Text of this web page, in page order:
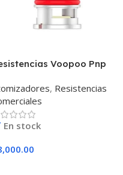
Voopoo Pnp
, Resistencias
En stock